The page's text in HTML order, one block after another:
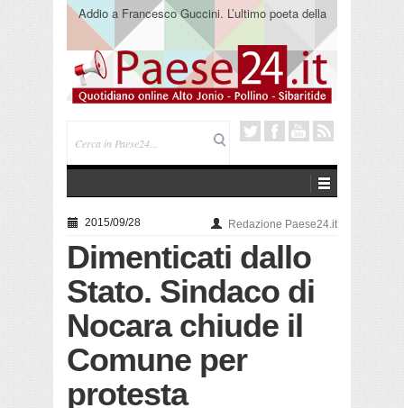
Saracena. Presentato “America”, il romanzo di Luigi
Pandolfi che racconta l’emigrazione
2015/09/28 Redazione Paese24.it
Dimenticati dallo
Stato. Sindaco di
Nocara chiude il
Comune per
protesta